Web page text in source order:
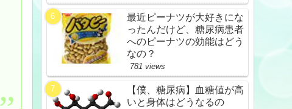
最近ピーナツが大好きにな
ったんだけど、糖尿病患者
へのピーナツの効能はどう
なの？
781 views
【僕、糖尿病】血糖値が高
いと身体はどうなるの